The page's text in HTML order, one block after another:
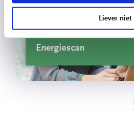
Liever niet
Energiescan